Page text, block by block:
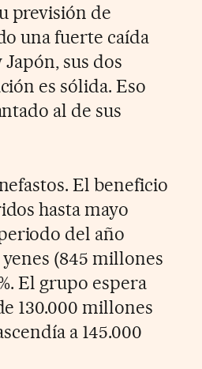
previsión de
una fuerte caída
sus dos
es sólida. Eso
al de sus
El beneficio
hasta mayo
del año
(845 millones
El grupo espera
130.000 millones
a 145.000